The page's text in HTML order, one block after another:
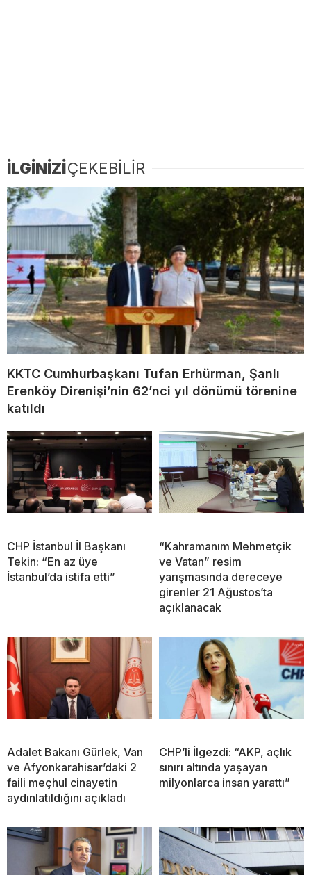
İLGİNİZİÇEKEBİLİR
KKTC Cumhurbaşkanı Tufan Erhürman, Şanlı
Erenköy Direnişi’nin 62’nci yıl dönümü törenine
katıldı
CHP İstanbul İl Başkanı
Tekin: “En az üye
İstanbul’da istifa etti”
“Kahramanım Mehmetçik
ve Vatan” resim
yarışmasında dereceye
girenler 21 Ağustos’ta
açıklanacak
Adalet Bakanı Gürlek, Van
ve Afyonkarahisar’daki 2
faili meçhul cinayetin
aydınlatıldığını açıkladı
CHP’li İlgezdi: “AKP, açlık
sınırı altında yaşayan
milyonlarca insan yarattı”